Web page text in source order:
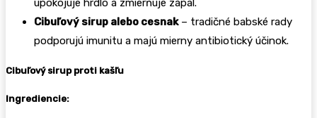
upokojuje hrdlo a zmierňuje zápal.
Cibuľový sirup alebo cesnak– tradičné babské rady
podporujú imunitu a majú mierny antibiotický účinok.
Cibuľový sirup proti kašľu
Ingrediencie: